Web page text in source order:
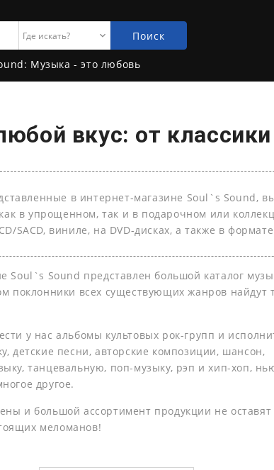
Поиск
Музыка - это любовь
вкус: от
в интернет-магазине Soul`s Sound,
в упрощенном, так и в подарочном или
SACD, виниле, на DVD-дисках, а также в
Soul`s Sound представлен большой каталог
поклонники всех существующих жанров найдут
у нас альбомы культовых рок-групп и
детские песни, авторские композиции, шансон,
танцевальную, поп-музыку, рэп и хип-хоп,
другое.
и большой ассортимент продукции не оставят
меломанов!